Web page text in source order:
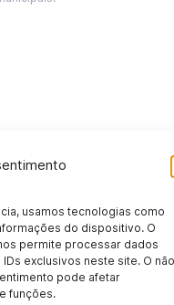
usamos tecnologias como
do dispositivo. O
permite processar dados
exclusivos neste site. O não
pode afetar
funções.
RPPS Acesso a
Fale Conosco